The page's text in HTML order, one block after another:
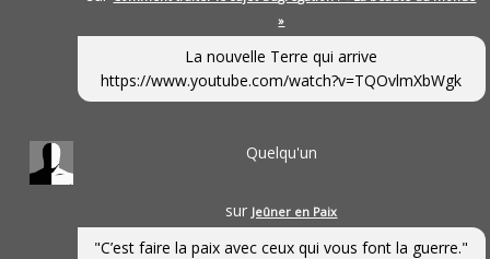
»
La nouvelle Terre qui arrive
https://www.youtube.com/watch?v=TQOvlmXbWgk
Quelqu'un
sur Jeûner en Paix
"C’est faire la paix avec ceux qui vous font la guerre."